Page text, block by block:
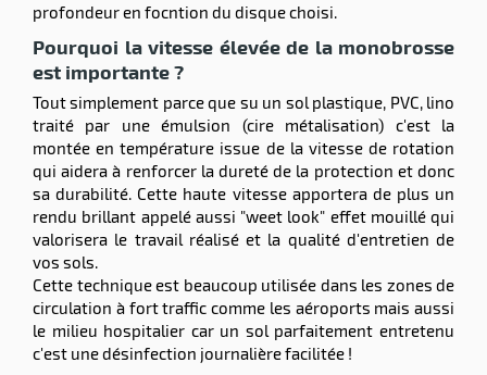
profondeur en focntion du disque choisi.
Pourquoi la vitesse élevée de la monobrosse
est importante ?
Tout simplement parce que su un sol plastique, PVC, lino
traité par une émulsion (cire métalisation) c'est la
montée en température issue de la vitesse de rotation
qui aidera à renforcer la dureté de la protection et donc
sa durabilité. Cette haute vitesse apportera de plus un
rendu brillant appelé aussi "weet look" effet mouillé qui
valorisera le travail réalisé et la qualité d'entretien de
vos sols.
Cette technique est beaucoup utilisée dans les zones de
circulation à fort traffic comme les aéroports mais aussi
le milieu hospitalier car un sol parfaitement entretenu
c'est une désinfection journalière facilitée !